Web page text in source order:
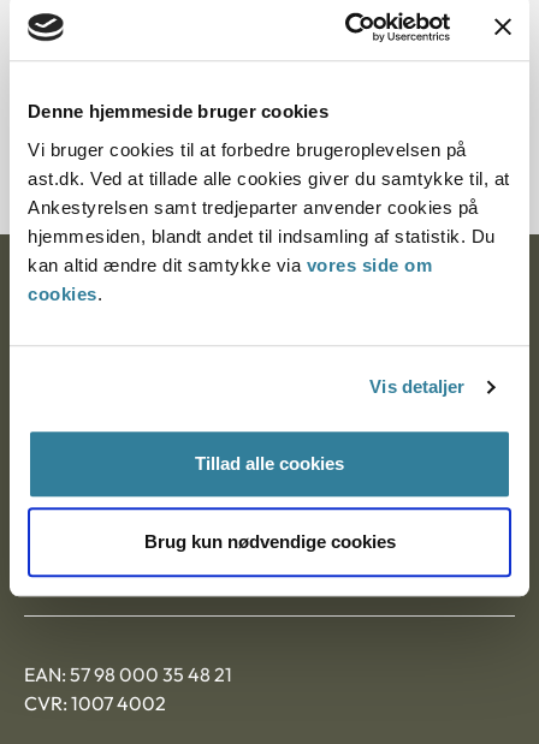
Denne hjemmeside bruger cookies
Vi bruger cookies til at forbedre brugeroplevelsen på
ast.dk. Ved at tillade alle cookies giver du samtykke til, at
Ankestyrelsen samt tredjeparter anvender cookies på
hjemmesiden, blandt andet til indsamling af statistik. Du
kan altid ændre dit samtykke via vores side om
cookies.
Vis detaljer
Tillad alle cookies
Brug kun nødvendige cookies
§ 1
1004478-02
Ankestyrelsen
Ankestyrelsen Aalborg
Ankestyrelsen København
EAN: 57 98 000 35 48 21
CVR: 1007 4002